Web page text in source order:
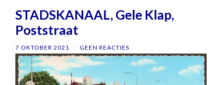
STADSKANAAL, Gele Klap,
Poststraat
7 OKTOBER 2021 / GEEN REACTIES